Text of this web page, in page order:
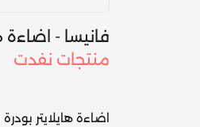
فانيسا - اضاءة
منتجات نفدت
اضاءة هايلايتر